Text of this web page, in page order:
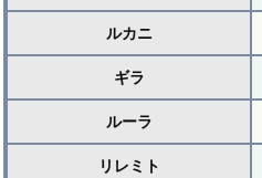
ルカニ
ギラ
ルーラ
リレミト